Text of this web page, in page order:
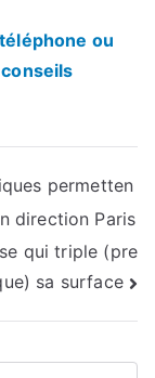
ou
permetten
direction Paris
qui triple (pre
sa surface